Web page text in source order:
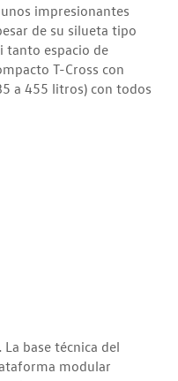
impresionantes
de su silueta tipo
tanto espacio de
T-Cross con
a 455 litros) con todos
La base técnica del
modular